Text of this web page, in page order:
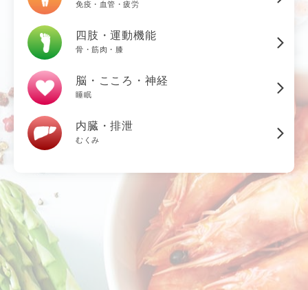
免疫・血管・疲労
四肢・運動機能
骨・筋肉・膝
脳・こころ・神経
睡眠
内臓・排泄
むくみ